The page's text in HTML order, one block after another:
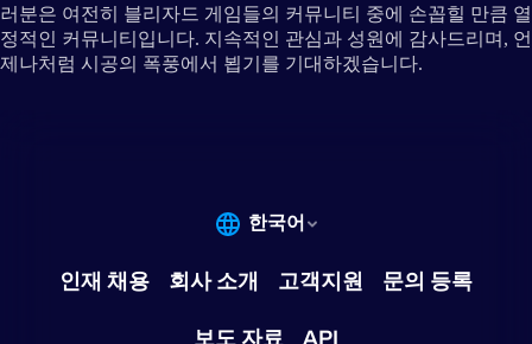
러분은 여전히 블리자드 게임들의 커뮤니티 중에 손꼽힐 만큼 열
정적인 커뮤니티입니다. 지속적인 관심과 성원에 감사드리며, 언
제나처럼 시공의 폭풍에서 뵙기를 기대하겠습니다.